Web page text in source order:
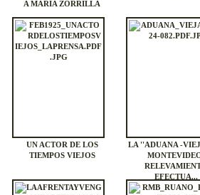
A MARÍA ZORRILLA
UN ACTOR DE LOS
TIEMPOS VIEJOS
LA ''ADUANA -
EFECTUA...